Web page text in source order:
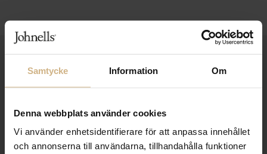
Samtycke Information Om
Denna webbplats använder cookies
Vi använder enhetsidentifierare för att anpassa innehållet
och annonserna till användarna, tillhandahålla funktioner